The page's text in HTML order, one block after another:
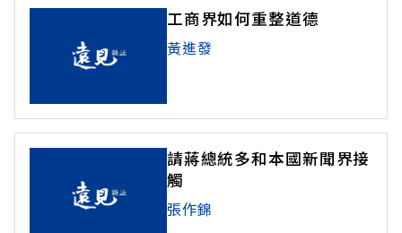
工商界如何重整道德
黃進發
請蔣總統多和本國新聞界接
觸
張作錦